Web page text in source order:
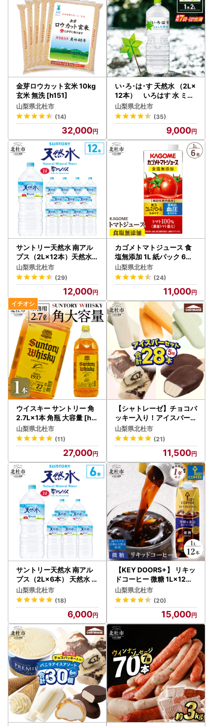
金芽ロウカット玄米 10kg
玄米 無洗 [h151]
山梨県北杜市
(14)
32,000
い･ろ･は･す 天然水 （2L×
12本） いろはす 水 ミネ
ラルウォーター 北杜市 [h
083]
山梨県北杜市
(35)
9,000
サントリー天然水 南アル
プス（2L×12本）天然水
ミネラルウォーター SUNT
ORY 北杜市 [h009]
山梨県北杜市
(29)
12,000
カゴメトマトジュース 食
塩無添加 1L 紙パック 6本
入 トマトジュース [h172
]
山梨県北杜市
(24)
11,000
ウイスキー サントリー 角
2.7L×1本 角瓶 大容量 [h1
69]
山梨県北杜市
(11)
27,000
【シャトレーゼ】チョコバ
ッキー入り！アイスバー5
種セット [h367]
山梨県北杜市
(21)
11,500
サントリー天然水 南アル
プス（2L×6本） 天然水 ミ
ネラルウォーター SUNTO
RY 北杜市 [h009]
山梨県北杜市
(18)
6,000
【KEY DOORS+】 リキッ
ドコーヒー 微糖 1L×12本
アイスコーヒー [h146]
山梨県北杜市
(20)
15,000